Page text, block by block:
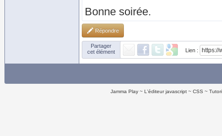
Bonne soirée.
Répondre
Partager
cet élément
Lien :
Jamma Play L'éditeur javascript CSS